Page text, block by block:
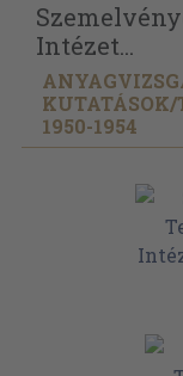
Intézet...
KUTATÁSOK/
1950-1954